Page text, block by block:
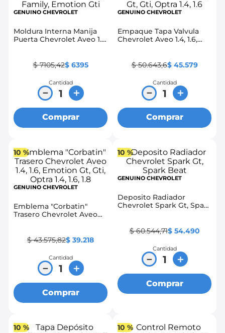
GENUINO CHEVROLET
Moldura Interna Manija
Puerta Chevrolet Aveo 1.4,
$ 7105,42$ 6395
Cantidad
＋
－
Comprar
GENUINO CHEVROLET
Empaque Tapa Valvula
Chevrolet Aveo 1.4, 1.6,
$ 50.643,6$ 45.579
Cantidad
＋
－
Comprar
10 %
GENUINO CHEVROLET
Emblema "Corbatin"
Trasero Chevrolet Aveo
$ 43.575,82$ 39.218
Cantidad
＋
－
Comprar
10 %
GENUINO CHEVROLET
Deposito Radiador
Chevrolet Spark Gt, Spark
$ 60.544,71$ 54.490
Cantidad
＋
－
Comprar
10 % 10 %